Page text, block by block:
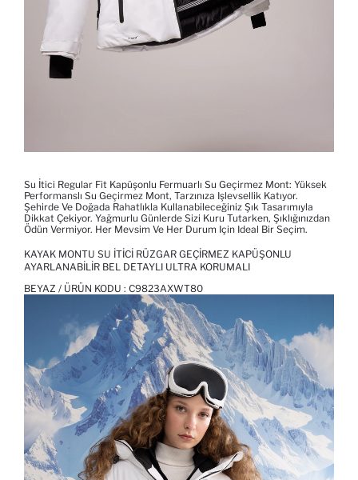
Su İtici Regular Fit Kapüşonlu Fermuarlı Su Geçirmez Mont: Yüksek
Performanslı Su Geçirmez Mont, Tarzınıza Işlevsellik Katıyor.
Şehirde Ve Doğada Rahatlıkla Kullanabileceğiniz Şık Tasarımıyla
Dikkat Çekiyor. Yağmurlu Günlerde Sizi Kuru Tutarken, Şıklığınızdan
Ödün Vermiyor. Her Mevsim Ve Her Durum Için Ideal Bir Seçim.
KAYAK MONTU SU İTICI RÜZGAR GEÇIRMEZ KAPÜŞONLU
AYARLANABILIR BEL DETAYLI ULTRA KORUMALI
BEYAZ / ÜRÜN KODU : C9823AXWT80